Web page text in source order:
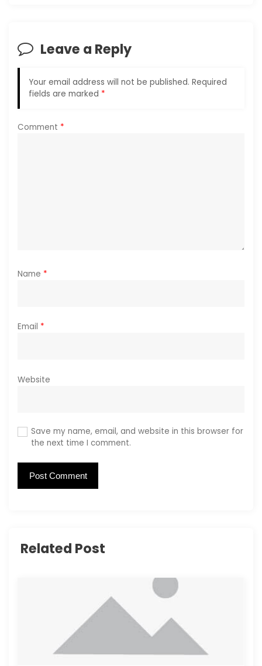
g
t
i
Leave a Reply
Your email address will not be published. Required
fields are marked *
Comment *
Name *
Email *
Website
Save my name, email, and website in this browser for
the next time I comment.
Related Post